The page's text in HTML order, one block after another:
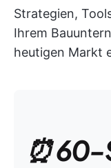
Strategien,
Ihrem
heutigen Markt
⏰